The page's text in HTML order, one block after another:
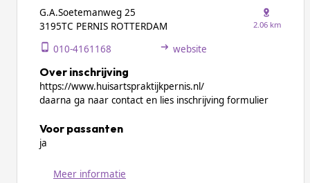
G.A.Soetemanweg 25
3195TC PERNIS ROTTERDAM
2.06 km
010-4161168 website
Over inschrijving
https://www.huisartspraktijkpernis.nl/
daarna ga naar contact en lies inschrijving formulier
Voor passanten
ja
Meer informatie